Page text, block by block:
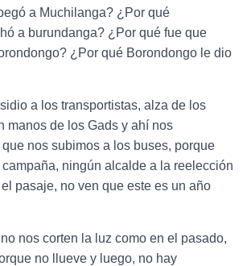
a Muchilanga? ¿Por qué
a burundanga? ¿Por qué fue que
¿Por qué Borondongo le dio
a los transportistas, alza de los
manos de los Gads y ahí nos
nos subimos a los buses, porque
ningún alcalde a la reelección
pasaje, no ven que este es un año
nos corten la luz como en el pasado,
no llueve y luego, no hay